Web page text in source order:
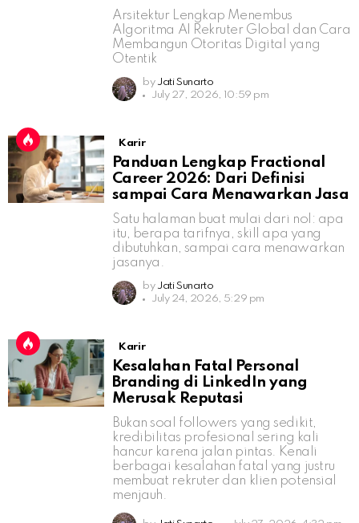
Arsitektur Lengkap Menembus
Algoritma AI Rekruter Global dan Cara
Membangun Otoritas Digital yang
Otentik
by Jati Sunarto
July 27, 2026, 10:59 pm
Karir
Panduan Lengkap Fractional
Career 2026: Dari Definisi
sampai Cara Menawarkan Jasa
Satu halaman buat mulai dari nol: apa
itu, berapa tarifnya, skill apa yang
dibutuhkan, sampai cara menawarkan
jasanya.
by Jati Sunarto
July 24, 2026, 5:29 pm
Karir
Kesalahan Fatal Personal
Branding di LinkedIn yang
Merusak Reputasi
Bukan soal followers yang sedikit,
kredibilitas profesional sering kali
hancur karena jalan pintas. Kenali
berbagai kesalahan fatal yang justru
membuat rekruter dan klien potensial
menjauh.